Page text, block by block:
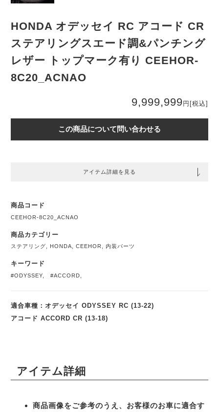
HONDA オデッセイ RC アコード CR
ステアリングスエード調&パンチング
レザー トップマーク有り CEEHOR-
8C20_ACNAO
9,999,999 円 [税込]
この商品について問い合わせる
アイテム詳細を見る
商品コード
CEEHOR-8C20_ACNAO
商品カテゴリー
ステアリング HONDA ,CEEHOR 内装パーツ
キーワード
#ODYSSEY ,#ACCORD
適合車種：オデッセイ ODYSSEY RC (13-22)
アコード ACCORD CR (13-18)
アイテム詳細
商品画像をご参考のうえ、お客様のお車に適合す